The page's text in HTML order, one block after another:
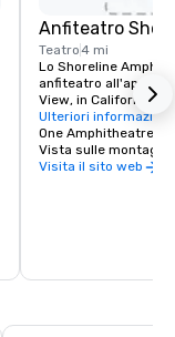
Anfiteatro
Teatro4 mi
Lo Shoreline
anfiteatro all'aperto
View, in California,
San Francisco. La
di 22.500 persone.
Ulteriori informazioni
One Amphitheatre
Vista sulle
Visita il sito web